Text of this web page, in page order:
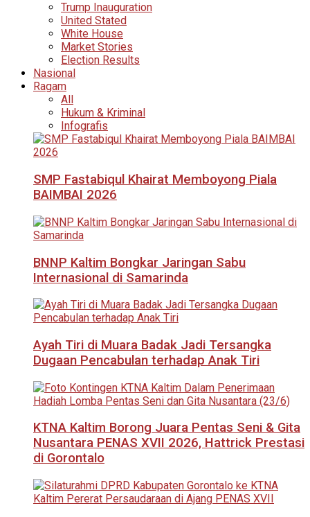
Trump Inauguration
United Stated
White House
Market Stories
Election Results
Nasional
Ragam
All
Hukum & Kriminal
Infografis
SMP Fastabiqul Khairat Memboyong Piala
BAIMBAI 2026
BNNP Kaltim Bongkar Jaringan Sabu
Internasional di Samarinda
Ayah Tiri di Muara Badak Jadi Tersangka
Dugaan Pencabulan terhadap Anak Tiri
KTNA Kaltim Borong Juara Pentas Seni & Gita
Nusantara PENAS XVII 2026, Hattrick Prestasi
di Gorontalo